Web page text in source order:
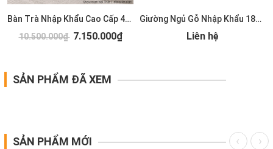
Bàn Trà Nhập Khẩu Cao Cấp 489S
10.500.000₫ 7.150.000₫
Giường Ngủ Gỗ Nhập Khẩu 185T
Liên hệ
SẢN PHẨM ĐÃ XEM
SẢN PHẨM MỚI